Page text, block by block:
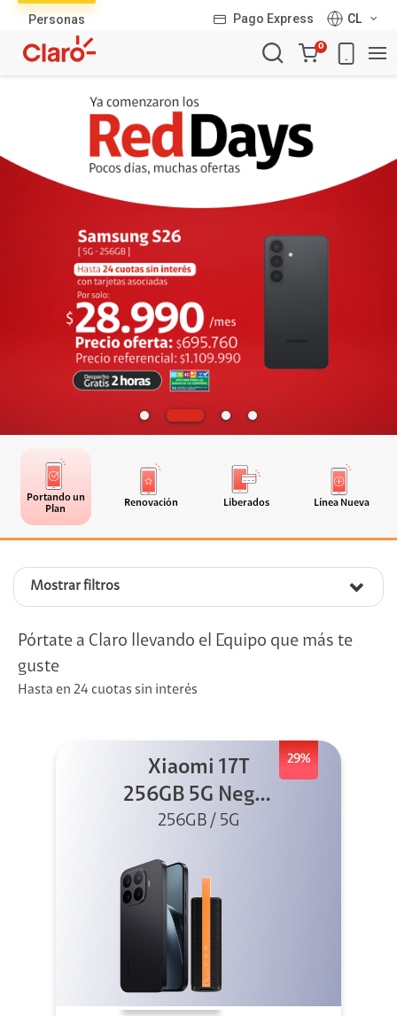
Personas Pago Express
CL
Carro
de
0
Portando un
Plan
Renovación Liberados Línea Nueva
Mostrar filtros
productos
Pórtate a Claro llevando el Equipo que más te
guste
Hasta en 24 cuotas sin interés
29%
Xiaomi 17T
256GB 5G Negro
+ Sound
256GB / 5G